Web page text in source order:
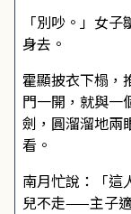
「別吵。」女
身去。
霍顯披衣下榻，
門一開，就與一
劍，圓溜溜地兩
看。
南月忙說：「這
兒不走——主子